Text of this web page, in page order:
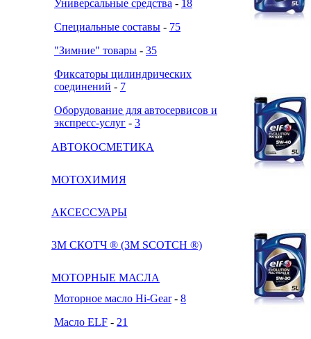
Универсальные средства - 18
Специальные составы - 75
"Зимние" товары - 35
Фиксаторы цилиндрических
соединений - 7
Оборудование для автосервисов и
экспресс-услуг - 3
АВТОКОСМЕТИКА
МОТОХИМИЯ
АКСЕССУАРЫ
3М СКОТЧ ® (3M SCOTCH ®)
МОТОРНЫЕ МАСЛА
Моторное масло Hi-Gear- 8
Масло ELF - 21